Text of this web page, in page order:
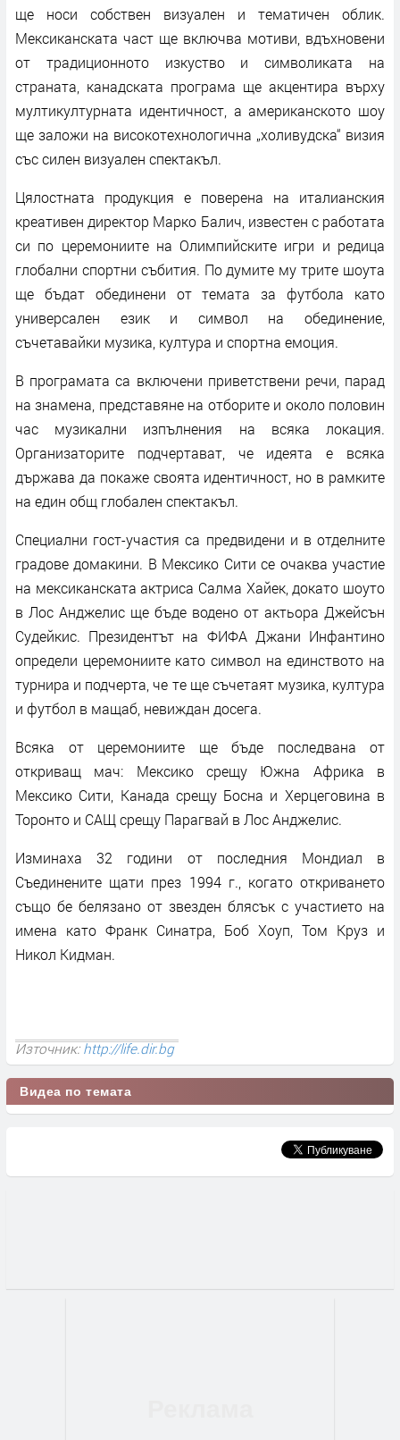
ще носи собствен визуален и тематичен облик.
Мексиканската част ще включва мотиви, вдъхновени
от традиционното изкуство и символиката на
страната, канадската програма ще акцентира върху
мултикултурната идентичност, а американското шоу
ще заложи на високотехнологична „холивудска“ визия
със силен визуален спектакъл.
Цялостната продукция е поверена на италианския
креативен директор Марко Балич, известен с работата
си по церемониите на Олимпийските игри и редица
глобални спортни събития. По думите му трите шоута
ще бъдат обединени от темата за футбола като
универсален език и символ на обединение,
съчетавайки музика, култура и спортна емоция.
В програмата са включени приветствени речи, парад
на знамена, представяне на отборите и около половин
час музикални изпълнения на всяка локация.
Организаторите подчертават, че идеята е всяка
държава да покаже своята идентичност, но в рамките
на един общ глобален спектакъл.
Специални гост-участия са предвидени и в отделните
градове домакини. В Мексико Сити се очаква участие
на мексиканската актриса Салма Хайек, докато шоуто
в Лос Анджелис ще бъде водено от актьора Джейсън
Судейкис. Президентът на ФИФА Джани Инфантино
определи церемониите като символ на единството на
турнира и подчерта, че те ще съчетаят музика, култура
и футбол в мащаб, невиждан досега.
Всяка от церемониите ще бъде последвана от
откриващ мач: Мексико срещу Южна Африка в
Мексико Сити, Канада срещу Босна и Херцеговина в
Торонто и САЩ срещу Парагвай в Лос Анджелис.
Изминаха 32 години от последния Мондиал в
Съединените щати през 1994 г., когато откриването
също бе белязано от звезден блясък с участието на
имена като Франк Синатра, Боб Хоуп, Том Круз и
Никол Кидман.
Източник:http://life.dir.bg
Видеа по темата